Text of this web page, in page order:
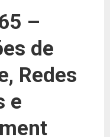
–
de
Redes
e